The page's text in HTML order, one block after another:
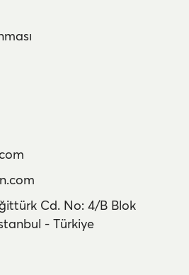
Cd. No: 4/B Blok
- Türkiye